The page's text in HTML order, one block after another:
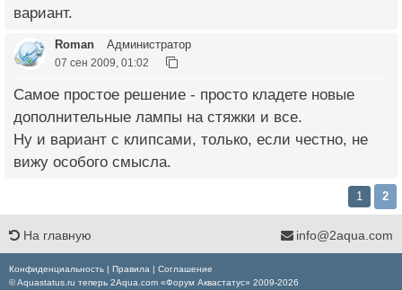
вариант.
Roman Администратор
07 сен 2009, 01:02
Самое простое решение - просто кладете новые
дополнительные лампы на стяжки и все.
Ну и вариант с клипсами, только, если честно, не
вижу особого смысла.
1 2
На главную info@2aqua.com
Конфиденциальность | Правила | Соглашение
© Aquastatus.ru теперь 2Aqua.com «Форум Аквастатус» 2009-2026